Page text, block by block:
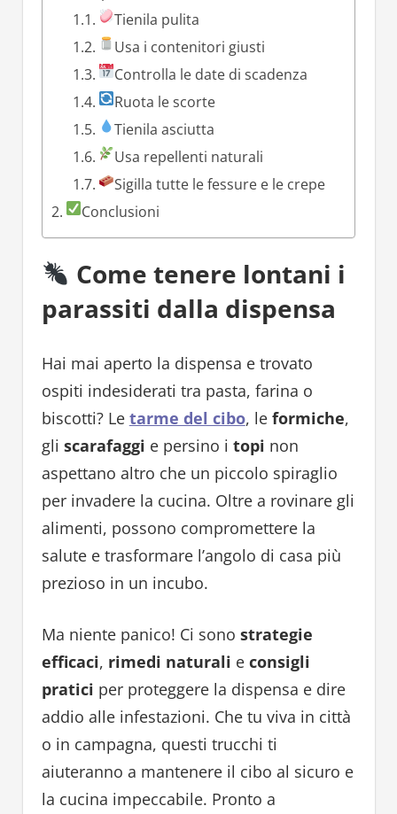
Tienila pulita
Usa i contenitori giusti
Controlla le date di scadenza
Ruota le scorte
Tienila asciutta
Usa repellenti naturali
Sigilla tutte le fessure e le crepe
Conclusioni
Come tenere lontani i
parassiti dalla dispensa
Hai mai aperto la dispensa e trovato
ospiti indesiderati tra pasta, farina o
biscotti? Le tarme del cibo, le formiche,
gli scarafaggi e persino i topi non
aspettano altro che un piccolo spiraglio
per invadere la cucina. Oltre a rovinare gli
alimenti, possono compromettere la
salute e trasformare l’angolo di casa più
prezioso in un incubo.
Ma niente panico! Ci sono strategie
efficaci, rimedi naturali e consigli
pratici per proteggere la dispensa e dire
addio alle infestazioni. Che tu viva in città
o in campagna, questi trucchi ti
aiuteranno a mantenere il cibo al sicuro e
la cucina impeccabile. Pronto a